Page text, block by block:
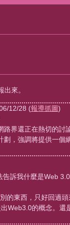
來。
12/28 (報導抓圖)
界還正在熱切的討
，強調將提供一個
告訴我什麼是Web
的東西，只好回過頭
Web3.0的概念。還